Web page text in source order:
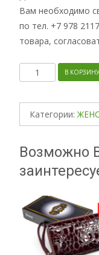
Вам необходимо
по тел. +7 978
товара,
КоличествоВ КОРЗИНУ
Категории:
Возможно